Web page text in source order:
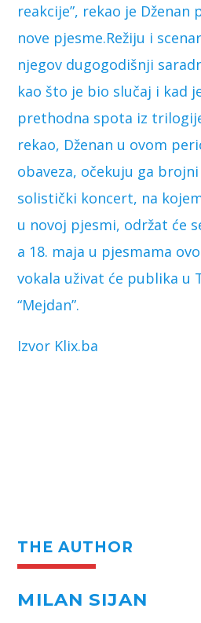
reakcije”, rekao je Dženan
nove pjesme.Režiju i
njegov dugogodišnji
kao što je bio slučaj i kad
prethodna spota iz
rekao, Dženan u ovom
obaveza, očekuju ga
solistički koncert, na
u novoj pjesmi, održat će
a 18. maja u pjesmama
vokala uživat će publika u
“Mejdan”.
Izvor Klix.ba
THE AUTHOR
MILAN SIJAN